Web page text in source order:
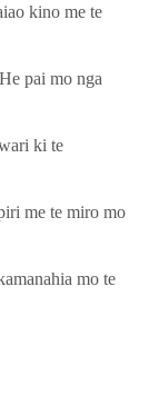
kino me te
pai mo nga
ki te
me te miro mo
mo te